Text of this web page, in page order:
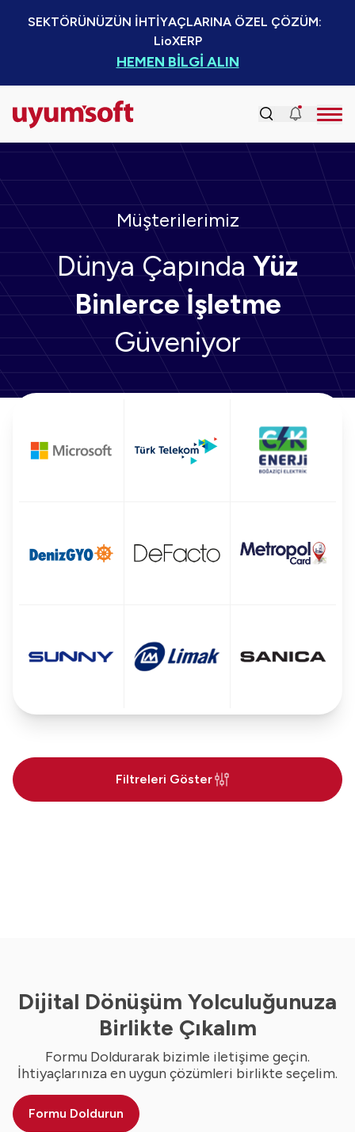
SEKTÖRÜNÜZÜN İHTİYAÇLARINA ÖZEL ÇÖZÜM:
LioXERP
HEMEN BİLGİ ALIN
Müşterilerimiz
Dünya Çapında Yüz
Binlerce İşletme
Güveniyor
Filtreleri Göster
Dijital Dönüşüm Yolculuğunuza
Birlikte Çıkalım
Formu Doldurarak bizimle iletişime geçin.
İhtiyaçlarınıza en uygun çözümleri birlikte seçelim.
Formu Doldurun